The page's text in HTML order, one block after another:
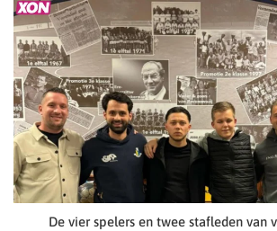
De vier spelers en twee stafleden van